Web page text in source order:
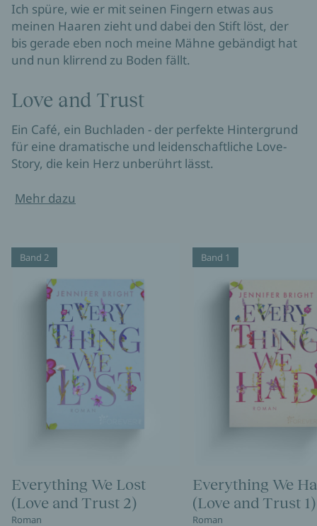
Ich spüre, wie er mit seinen Fingern etwas aus
meinen Haaren zieht und dabei den Stift löst, der
bis gerade eben noch meine Mähne gebändigt hat
und nun klirrend zu Boden fällt.
Love and Trust
Ein Café, ein Buchladen - der perfekte Hintergrund
für eine dramatische und leidenschaftliche Love-
Story, die kein Herz unberührt lässt.
Mehr dazu
Band 2
Everything We Lost
(Love and Trust 2)
Roman
Band 1
Everything We
(Love and Trust 1)
Roman